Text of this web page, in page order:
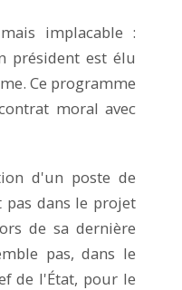
implacable :
président est élu
Ce programme
moral avec
d'un poste de
dans le projet
de sa dernière
pas, dans le
de l'État, pour le